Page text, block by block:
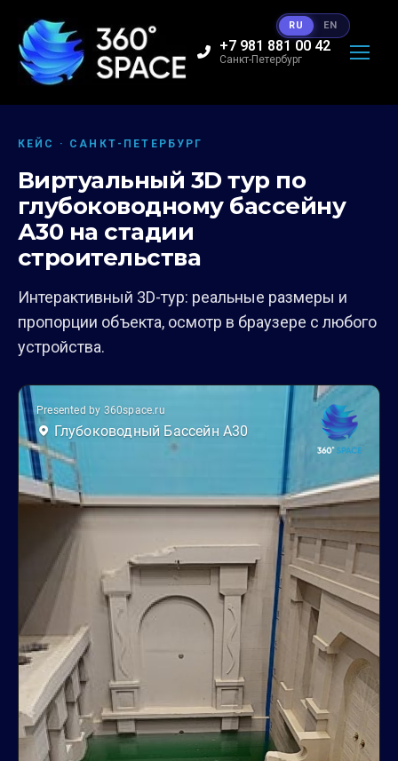
+7 981 881 00 42
Санкт-Петербург
КЕЙС · САНКТ-ПЕТЕРБУРГ
Виртуальный 3D тур по
глубоководному бассейну
А30 на стадии
строительства
Интерактивный 3D-тур: реальные размеры и
пропорции объекта, осмотр в браузере с любого
устройства.
RU EN